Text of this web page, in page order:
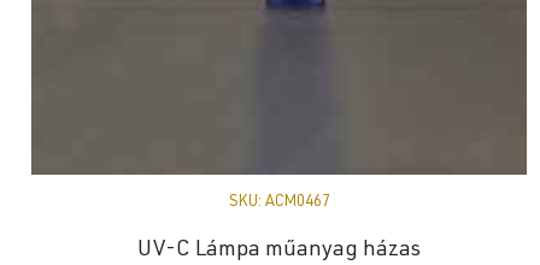
SKU: ACM0467
UV-C Lámpa műanyag házas